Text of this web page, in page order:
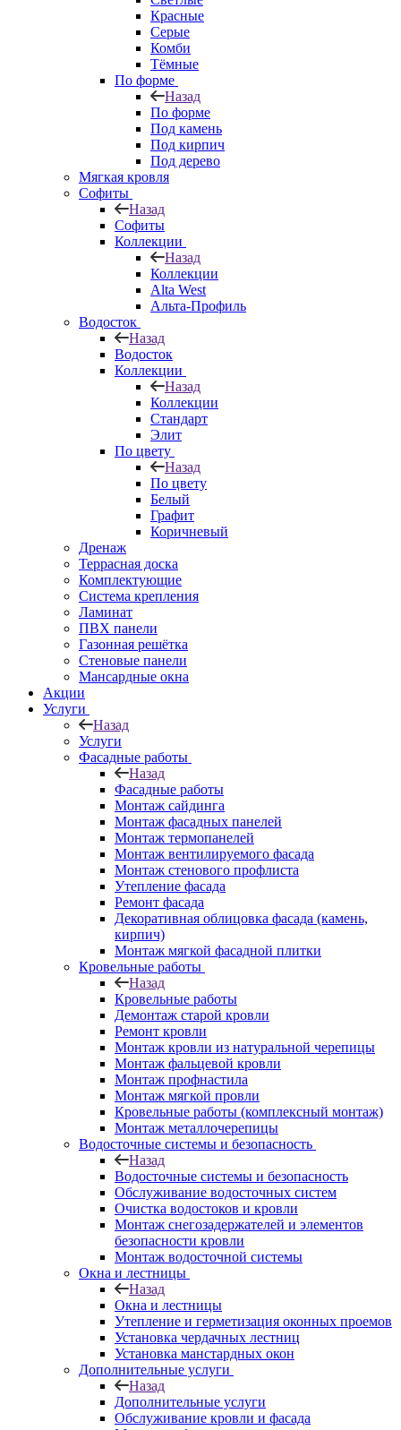
Красные
Серые
Комби
Тёмные
По форме
Назад
По форме
Под камень
Под кирпич
Под дерево
Мягкая кровля
Софиты
Назад
Софиты
Коллекции
Назад
Коллекции
Alta West
Альта-Профиль
Водосток
Назад
Водосток
Коллекции
Назад
Коллекции
Стандарт
Элит
По цвету
Назад
По цвету
Белый
Графит
Коричневый
Дренаж
Террасная доска
Комплектующие
Система крепления
Ламинат
ПВХ панели
Газонная решётка
Стеновые панели
Мансардные окна
Акции
Услуги
Назад
Услуги
Фасадные работы
Назад
Фасадные работы
Монтаж сайдинга
Монтаж фасадных панелей
Монтаж термопанелей
Монтаж вентилируемого фасада
Монтаж стенового профлиста
Утепление фасада
Ремонт фасада
Декоративная облицовка фасада (камень,
кирпич)
Монтаж мягкой фасадной плитки
Кровельные работы
Назад
Кровельные работы
Демонтаж старой кровли
Ремонт кровли
Монтаж кровли из натуральной черепицы
Монтаж фальцевой кровли
Монтаж профнастила
Монтаж мягкой провли
Кровельные работы (комплексный монтаж)
Монтаж металлочерепицы
Водосточные системы и безопасность
Назад
Водосточные системы и безопасность
Обслуживание водосточных систем
Очистка водостоков и кровли
Монтаж снегозадержателей и элементов
безопасности кровли
Монтаж водосточной системы
Окна и лестницы
Назад
Окна и лестницы
Утепление и герметизация оконных проемов
Установка чердачных лестниц
Установка манстардных окон
Дополнительные услуги
Назад
Дополнительные услуги
Обслуживание кровли и фасада